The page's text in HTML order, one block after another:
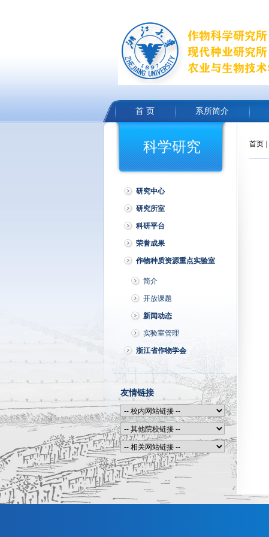
首 页 系所简介
科学研究
研究中心
研究所室
科研平台
荣誉成果
作物种质资源重点实验室
简介
开放课题
新闻动态
实验室管理
浙江省作物学会
友情链接
首页